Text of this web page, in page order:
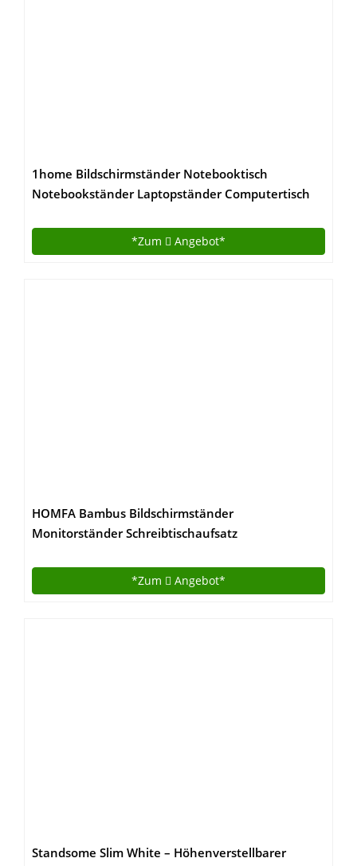
1home Bildschirmständer Notebooktisch
Notebookständer Laptopständer Computertisch
*Zum Angebot*
HOMFA Bambus Bildschirmständer
Monitorständer Schreibtischaufsatz
mit Zusätzlicher Stauraum 60*30*8.5cm
*Zum Angebot*
Standsome Slim White – Höhenverstellbarer